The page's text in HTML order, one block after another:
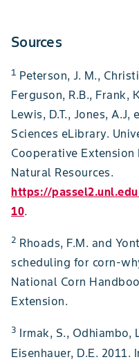
Sources
1 Peterson, J. M.,
Ferguson, R.B., Frank,
Lewis, D.T., Jones,
Sciences eLibrary.
Cooperative
Natural Resources.
https://
10.
2 Rhoads, F.M. and
scheduling for corn-
National Corn
Extension.
3 Irmak, S., Odhiambo,
Eisenhauer, D.E.